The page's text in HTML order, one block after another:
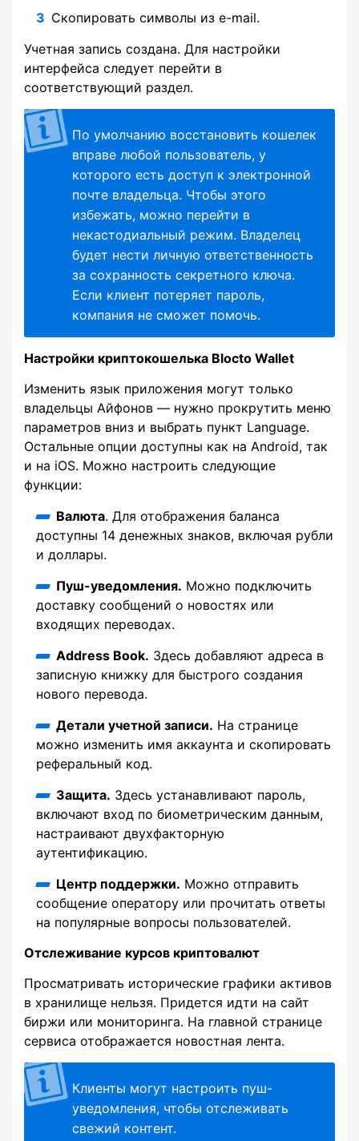
Скопировать символы из e-mail.
Учетная запись создана. Для настройки
интерфейса следует перейти в
соответствующий раздел.
По умолчанию восстановить кошелек
вправе любой пользователь, у
которого есть доступ к электронной
почте владельца. Чтобы этого
избежать, можно перейти в
некастодиальный режим. Владелец
будет нести личную ответственность
за сохранность секретного ключа.
Если клиент потеряет пароль,
компания не сможет помочь.
Настройки криптокошелька Blocto Wallet
Изменить язык приложения могут только
владельцы Айфонов — нужно прокрутить меню
параметров вниз и выбрать пункт Language.
Остальные опции доступны как на Android, так
и на iOS. Можно настроить следующие
функции:
Валюта. Для отображения баланса
доступны 14 денежных знаков, включая рубли
и доллары.
Пуш-уведомления. Можно подключить
доставку сообщений о новостях или
входящих переводах.
Address Book. Здесь добавляют адреса в
записную книжку для быстрого создания
нового перевода.
Детали учетной записи. На странице
можно изменить имя аккаунта и скопировать
реферальный код.
Защита. Здесь устанавливают пароль,
включают вход по биометрическим данным,
настраивают двухфакторную
аутентификацию.
Центр поддержки. Можно отправить
сообщение оператору или прочитать ответы
на популярные вопросы пользователей.
Отслеживание курсов криптовалют
Просматривать исторические графики активов
в хранилище нельзя. Придется идти на сайт
биржи или мониторинга. На главной странице
сервиса отображается новостная лента.
Клиенты могут настроить пуш-
уведомления, чтобы отслеживать
свежий контент.